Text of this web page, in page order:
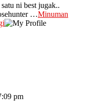
ni best jugak..
…Minuman
pm